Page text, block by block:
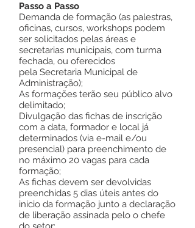
Passo a Passo
Demanda de formação (as palestras,
oficinas, cursos, workshops podem
ser solicitados pelas áreas e
secretarias municipais, com turma
fechada, ou oferecidos
pela Secretaria Municipal de
Administração);
As formações terão seu público alvo
delimitado;
Divulgação das fichas de inscrição
com a data, formador e local já
determinados (via e-mail e/ou
presencial) para preenchimento de
no máximo 20 vagas para cada
formação;
As fichas devem ser devolvidas
preenchidas 5 dias úteis antes do
inicio da formação junto a declaração
de liberação assinada pelo o chefe